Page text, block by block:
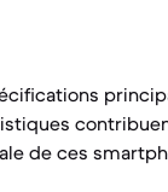
de ces